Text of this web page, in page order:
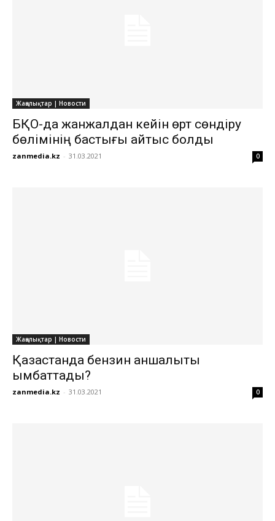
Жаңалықтар | Новости
БҚО-да жанжалдан кейін өрт сөндіру
бөлімінің бастығы қайтыс болды
zanmedia.kz - 31.03.2021 0
Жаңалықтар | Новости
Қазақстанда бензин қаншалықты
қымбаттады?
zanmedia.kz - 31.03.2021 0